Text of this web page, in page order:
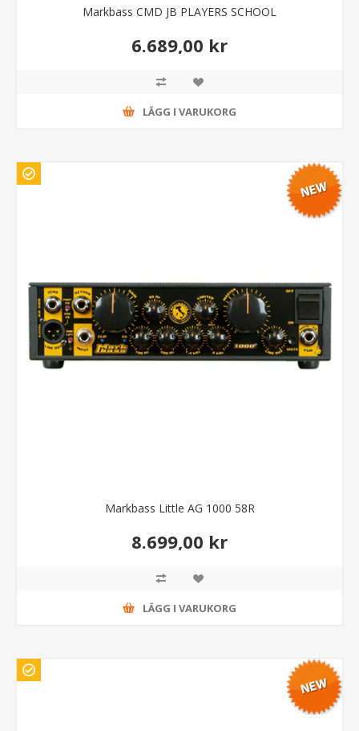
Markbass CMD JB PLAYERS SCHOOL
6.689,00 kr
LÄGG I VARUKORG
Markbass Little AG 1000 58R
8.699,00 kr
LÄGG I VARUKORG